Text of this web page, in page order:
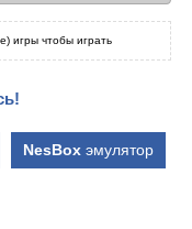
игры чтобы играть
NesBox эмулятор